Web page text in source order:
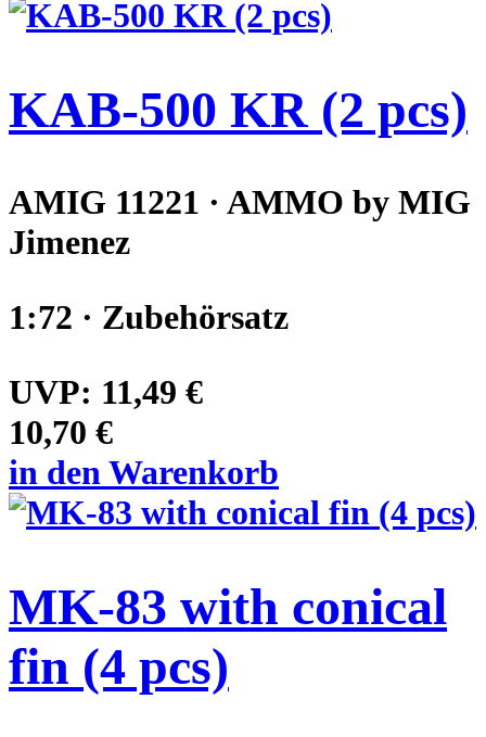
KAB-500 KR (2 pcs)
AMIG 11221 · AMMO by MIG
Jimenez
1:72 · Zubehörsatz
UVP: 11,49 €
10,70 €
in den Warenkorb
MK-83 with conical
fin (4 pcs)